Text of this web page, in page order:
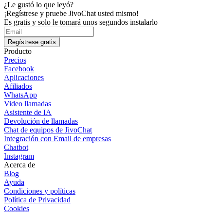
¿Le gustó lo que leyó?
¡Regístrese y pruebe JivoChat usted mismo!
Es gratis y solo le tomará unos segundos instalarlo
Regístrese gratis
Producto
Precios
Facebook
Aplicaciones
Afiliados
WhatsApp
Video llamadas
Asistente de IA
Devolución de llamadas
Chat de equipos de JivoChat
Integración con Email de empresas
Chatbot
Instagram
Acerca de
Blog
Ayuda
Condiciones y políticas
Política de Privacidad
Cookies